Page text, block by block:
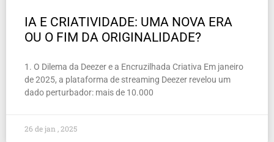
IA E CRIATIVIDADE: UMA NOVA ERA
OU O FIM DA ORIGINALIDADE?
1. O Dilema da Deezer e a Encruzilhada Criativa Em janeiro
de 2025, a plataforma de streaming Deezer revelou um
dado perturbador: mais de 10.000
26 de jan , 2025